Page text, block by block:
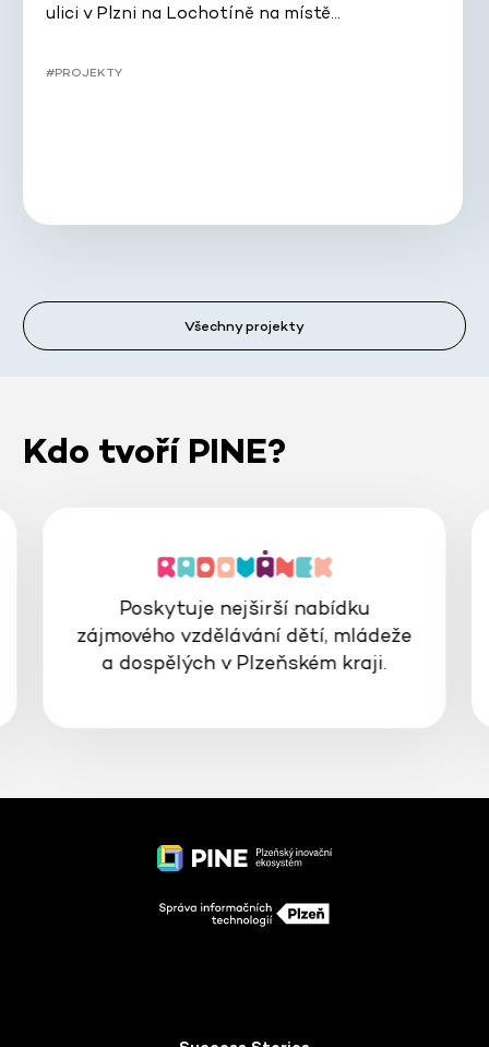
ulici v Plzni na Lochotíně na místě…
#PROJEKTY
Všechny projekty
Kdo tvoří PINE?
Poskytuje nejširší nabídku
zájmového vzdělávání dětí, mládeže
a dospělých v Plzeňském kraji.